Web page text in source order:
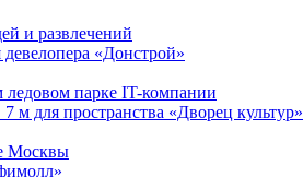
и развлечений
«Донстрой»
ледовом парке IT-компании
для пространства «Дворец культур»
Москвы